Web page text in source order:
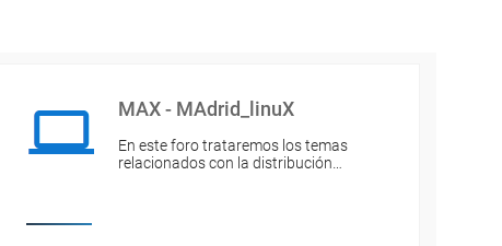
MAX - MAdrid_linuX
En este foro trataremos los temas
relacionados con la distribución…